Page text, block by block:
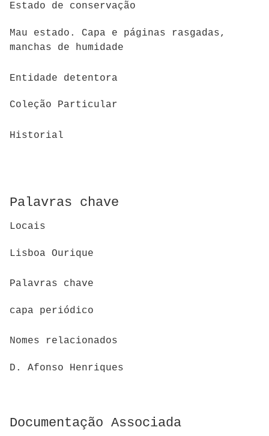
Estado de conservação
Mau estado. Capa e páginas rasgadas,
manchas de humidade
Entidade detentora
Coleção Particular
Historial
Palavras chave
Locais
Lisboa Ourique
Palavras chave
capa periódico
Nomes relacionados
D. Afonso Henriques
Documentação Associada